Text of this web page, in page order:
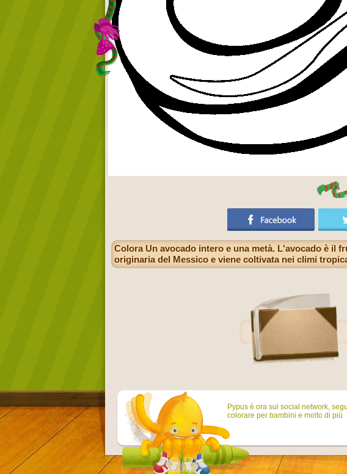
Colora Un avocado intero e una metà. L'avocado è il
originaria del Messico e viene coltivata nei climi
Pypus è ora sui social network,
colorare per bambini e molto di più